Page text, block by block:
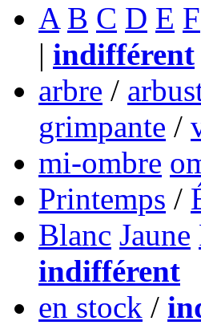
A B C D E F
| indifférent
arbre /
grimpante /
mi-ombre
Printemps /
Blanc Jaune
indifférent
en stock /